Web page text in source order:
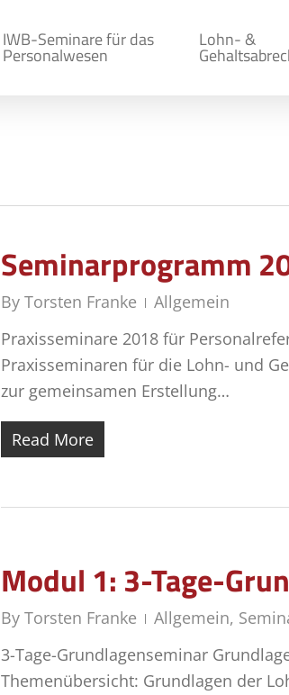
IWB-Seminare für das
Personalwesen
Lohn- &
Seminarprogramm
By Torsten Franke
Allgemein
Praxisseminare 2018 für
Praxisseminaren für die Lohn- und
zur gemeinsamen Erstellung…
Read More
Modul 1: 3-Tage-
By Torsten Franke Allgemein,
3-Tage-Grundlagenseminar
Themenübersicht: Grundlagen der